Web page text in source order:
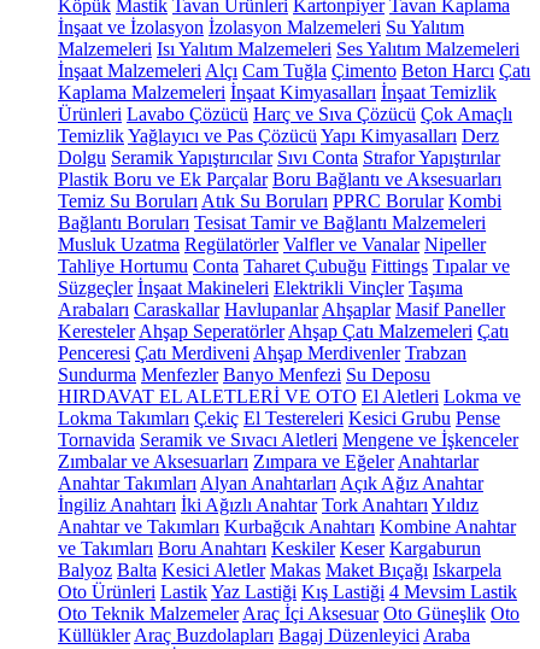
Köpük Mastik Tavan Ürünleri Kartonpiyer Tavan Kaplama
İnşaat ve İzolasyon İzolasyon Malzemeleri Su Yalıtım
Malzemeleri Isı Yalıtım Malzemeleri Ses Yalıtım Malzemeleri
İnşaat Malzemeleri Alçı Cam Tuğla Çimento Beton Harcı Çatı
Kaplama Malzemeleri İnşaat Kimyasalları İnşaat Temizlik
Ürünleri Lavabo Çözücü Harç ve Sıva Çözücü Çok Amaçlı
TemizlikYağlayıcı ve Pas Çözücü Yapı Kimyasalları Derz
Dolgu Seramik Yapıştırıcılar Sıvı Conta Strafor Yapıştırılar
Plastik Boru ve Ek Parçalar Boru Bağlantı ve Aksesuarları
Temiz Su Boruları Atık Su Boruları PPRC Borular Kombi
Bağlantı Boruları Tesisat Tamir ve Bağlantı Malzemeleri
Musluk Uzatma Regülatörler Valfler ve Vanalar Nipeller
Tahliye Hortumu Conta Taharet Çubuğu Fittings Tıpalar ve
Süzgeçler İnşaat Makineleri Elektrikli Vinçler Taşıma
Arabaları Caraskallar Havlupanlar Ahşaplar Masif Paneller
Keresteler Ahşap Seperatörler Ahşap Çatı Malzemeleri Çatı
Penceresi Çatı Merdiveni Ahşap Merdivenler Trabzan
Sundurma Menfezler Banyo Menfezi Su Deposu
HIRDAVAT EL ALETLERİ VE OTO El Aletleri Lokma ve
Lokma Takımları Çekiç El Testereleri Kesici Grubu Pense
Tornavida Seramik ve Sıvacı Aletleri Mengene ve İşkenceler
Zımbalar ve Aksesuarları Zımpara ve Eğeler Anahtarlar
Anahtar Takımları Alyan Anahtarları Açık Ağız Anahtar
İngiliz Anahtarı İki Ağızlı Anahtar Tork Anahtarı Yıldız
Anahtar ve Takımları Kurbağcık Anahtarı Kombine Anahtar
ve Takımları Boru Anahtarı Keskiler Keser Kargaburun
Balyoz Balta Kesici Aletler Makas Maket Bıçağı Iskarpela
Oto Ürünleri LastikYaz Lastiği Kış Lastiği 4 Mevsim Lastik
Oto Teknik Malzemeler Araç İçi Aksesuar Oto Güneşlik Oto
Küllükler Araç Buzdolapları Bagaj Düzenleyici Araba